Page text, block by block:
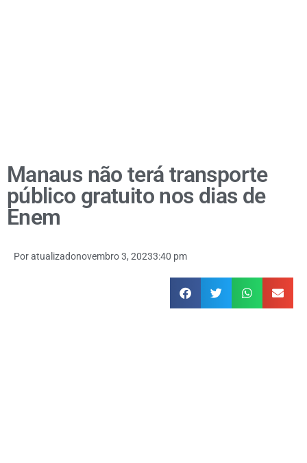
Manaus não terá transporte
público gratuito nos dias de
Enem
Poratualizadonovembro 3, 20233:40 pm